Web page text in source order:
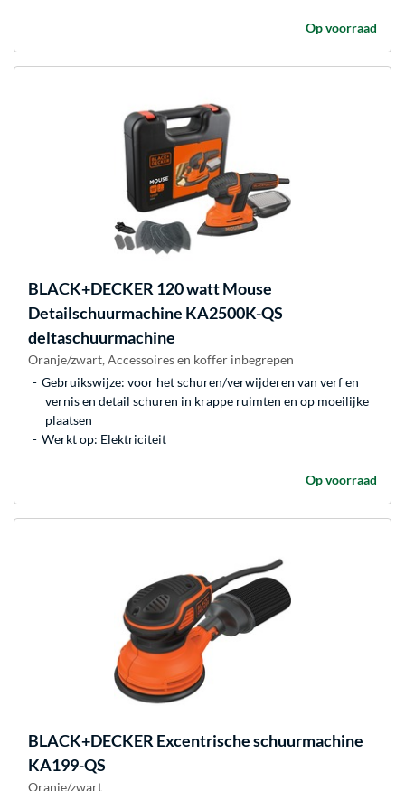
Op voorraad
BLACK+DECKER 120 watt Mouse
Detailschuurmachine KA2500K-QS
deltaschuurmachine
Oranje/zwart, Accessoires en koffer inbegrepen
Gebruikswijze: voor het schuren/verwijderen van verf en
vernis en detail schuren in krappe ruimten en op moeilijke
plaatsen
Werkt op: Elektriciteit
Op voorraad
BLACK+DECKER Excentrische schuurmachine
KA199-QS
Oranje/zwart